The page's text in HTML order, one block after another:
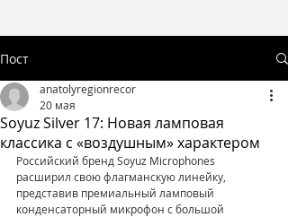
Пост
Soyuz Silver 17: Новая ламповая
классика с «воздушным» характером
anatolyregionrecor
20 мая
Российский бренд Soyuz Microphones
расширил свою флагманскую линейку,
представив премиальный ламповый
конденсаторный микрофон с большой